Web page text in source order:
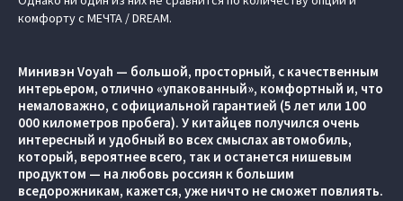
комфорту с МЕЧТА / DREAM.
Минивэн Voyah — большой, просторный, с качественным
интерьером, отлично «упакованный», комфортный и, что
немаловажно, с официальной гарантией (5 лет или 100
000 километров пробега). У китайцев получился очень
интересный и удобный во всех смыслах автомобиль,
который, вероятнее всего, так и останется нишевым
продуктом — на любовь россиян к большим
вседорожникам, кажется, уже ничто не сможет повлиять.